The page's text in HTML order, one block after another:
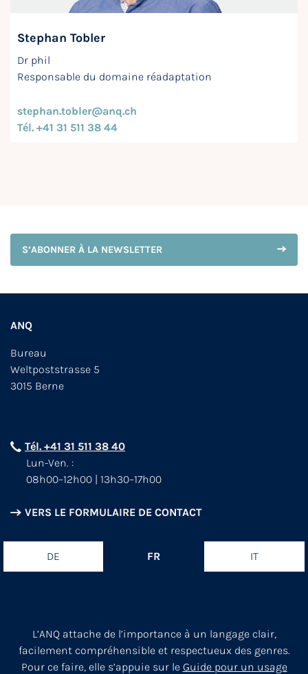
Stephan Tobler
Dr phil
Responsable du domaine réadaptation
stephan.tobler@anq.ch
Tél. +41 31 511 38 44
S’ABONNER À LA NEWSLETTER
ANQ
Bureau
Weltpoststrasse 5
3015 Berne
Tél. +41 31 511 38 40
Lun-Ven. :
08h00–12h00 | 13h30–17h00
VERS LE FORMULAIRE DE CONTACT
DE FR IT
L’ANQ attache de l’importance à un langage clair,
facilement compréhensible et respectueux des genres.
Pour ce faire, elle s’appuie sur le Guide pour un usage